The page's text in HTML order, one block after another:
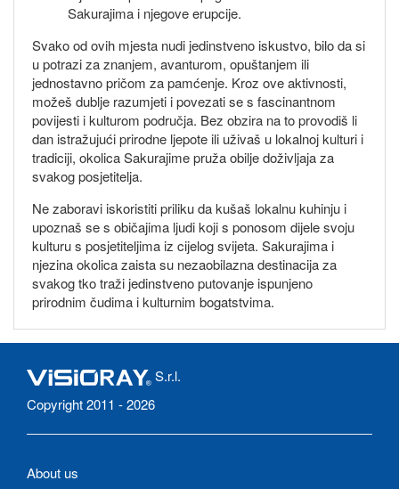
Sakurajima i njegove erupcije.
Svako od ovih mjesta nudi jedinstveno iskustvo, bilo da si
u potrazi za znanjem, avanturom, opuštanjem ili
jednostavno pričom za pamćenje. Kroz ove aktivnosti,
možeš dublje razumjeti i povezati se s fascinantnom
povijesti i kulturom područja. Bez obzira na to provodiš li
dan istražujući prirodne ljepote ili uživaš u lokalnoj kulturi i
tradiciji, okolica Sakurajime pruža obilje doživljaja za
svakog posjetitelja.
Ne zaboravi iskoristiti priliku da kušaš lokalnu kuhinju i
upoznaš se s običajima ljudi koji s ponosom dijele svoju
kulturu s posjetiteljima iz cijelog svijeta. Sakurajima i
njezina okolica zaista su nezaobilazna destinacija za
svakog tko traži jedinstveno putovanje ispunjeno
prirodnim čudima i kulturnim bogatstvima.
S.r.l.
Copyright 2011 - 2026
About us